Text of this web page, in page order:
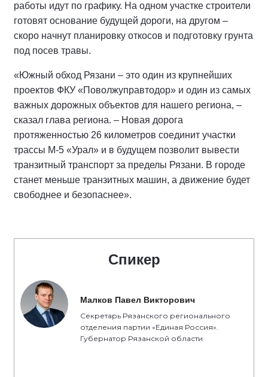
работы идут по графику. На одном участке строители
готовят основание будущей дороги, на другом –
скоро начнут планировку откосов и подготовку грунта
под посев травы.
«Южный обход Рязани – это один из крупнейших
проектов ФКУ «Поволжуправтодор» и один из самых
важных дорожных объектов для нашего региона, –
сказал глава региона. – Новая дорога
протяженностью 26 километров соединит участки
трассы М-5 «Урал» и в будущем позволит вывести
транзитный транспорт за пределы Рязани. В городе
станет меньше транзитных машин, а движение будет
свободнее и безопаснее».
Спикер
Малков Павел Викторович
Секретарь Рязанского регионального
отделения партии «Единая Россия».
Губернатор Рязанской области